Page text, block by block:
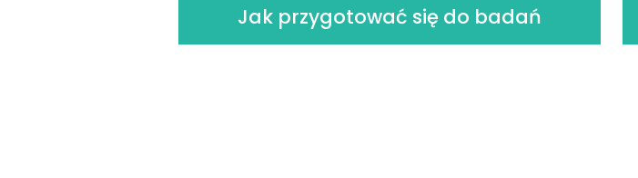
Jak przygotować się do badań